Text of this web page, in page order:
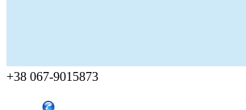
+38 067-9015873